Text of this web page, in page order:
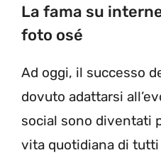
La fama su
foto osé
Ad oggi, il successo
dovuto adattarsi
social sono diventati
vita quotidiana di